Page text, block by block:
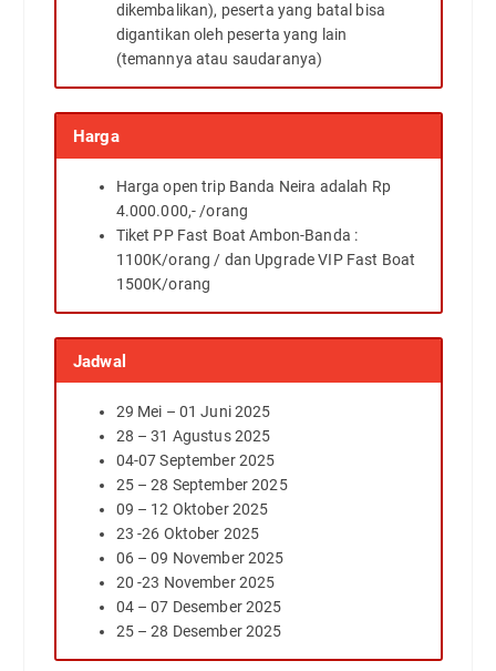
dikembalikan), peserta yang batal bisa
digantikan oleh peserta yang lain
(temannya atau saudaranya)
Harga
Harga open trip Banda Neira adalah Rp
4.000.000,- /orang
Tiket PP Fast Boat Ambon-Banda :
1100K/orang / dan Upgrade VIP Fast Boat
1500K/orang
Jadwal
29 Mei – 01 Juni 2025
28 – 31 Agustus 2025
04-07 September 2025
25 – 28 September 2025
09 – 12 Oktober 2025
23 -26 Oktober 2025
06 – 09 November 2025
20 -23 November 2025
04 – 07 Desember 2025
25 – 28 Desember 2025